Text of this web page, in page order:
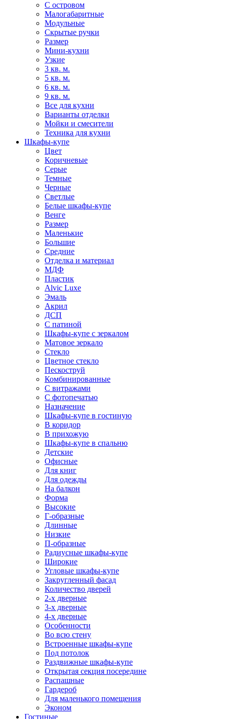
С островом
Малогабаритные
Модульные
Скрытые ручки
Размер
Мини-кухни
Узкие
3 кв. м.
5 кв. м.
6 кв. м.
9 кв. м.
Все для кухни
Варианты отделки
Мойки и смесители
Техника для кухни
Шкафы-купе
Цвет
Коричневые
Серые
Темные
Черные
Светлые
Белые шкафы-купе
Венге
Размер
Маленькие
Большие
Средние
Отделка и материал
МДФ
Пластик
Alvic Luxe
Эмаль
Акрил
ДСП
С патиной
Шкафы-купе с зеркалом
Матовое зеркало
Стекло
Цветное стекло
Пескоструй
Комбинированные
С витражами
С фотопечатью
Назначение
Шкафы-купе в гостиную
В коридор
В прихожую
Шкафы-купе в спальню
Детские
Офисные
Для книг
Для одежды
На балкон
Форма
Высокие
Г-образные
Длинные
Низкие
П-образные
Радиусные шкафы-купе
Широкие
Угловые шкафы-купе
Закругленный фасад
Количество дверей
2-х дверные
3-х дверные
4-х дверные
Особенности
Во всю стену
Встроенные шкафы-купе
Под потолок
Раздвижные шкафы-купе
Открытая секция посередине
Распашные
Гардероб
Для маленького помещения
Эконом
Гостиные